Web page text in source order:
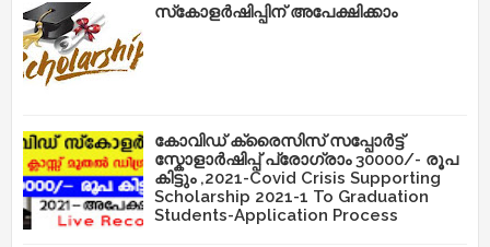
സ്‌കോളർഷിപ്പിന് അപേക്ഷിക്കാം
കോവിഡ് ക്രൈസിസ് സപ്പോർട്ട്
സ്കോളാർഷിപ്പ് പ്രോഗ്രാം 30000/- രൂപ
കിട്ടും ,2021-Covid Crisis Supporting
Scholarship 2021-1 To Graduation
Students-Application Process